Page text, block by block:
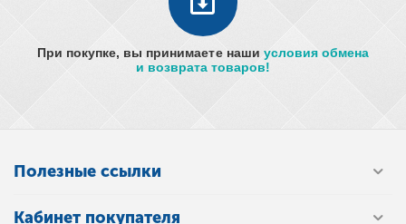
При покупке, вы принимаете наши условия обмена
и возврата товаров!
Полезные ссылки
Кабинет покупателя